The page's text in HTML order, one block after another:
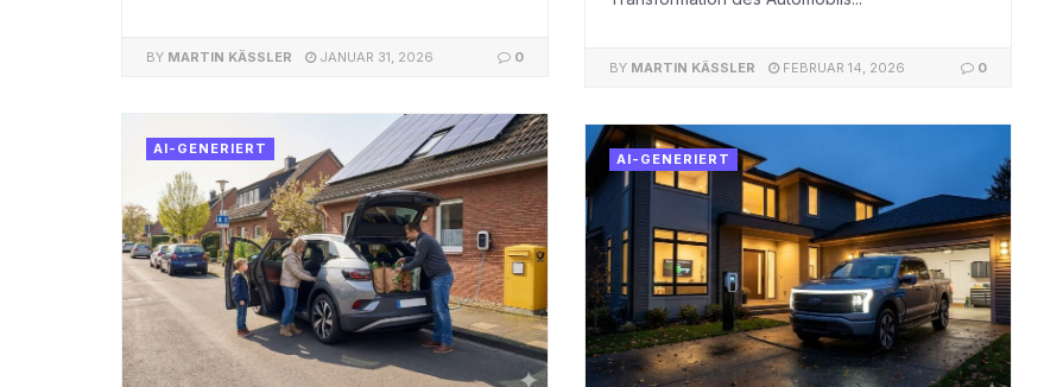
BY MARTIN KÄSSLER FEBRUAR 14, 2026 0
BY MARTIN KÄSSLER JANUAR 31, 2026 0
AI-GENERIERT
AI-GENERIERT